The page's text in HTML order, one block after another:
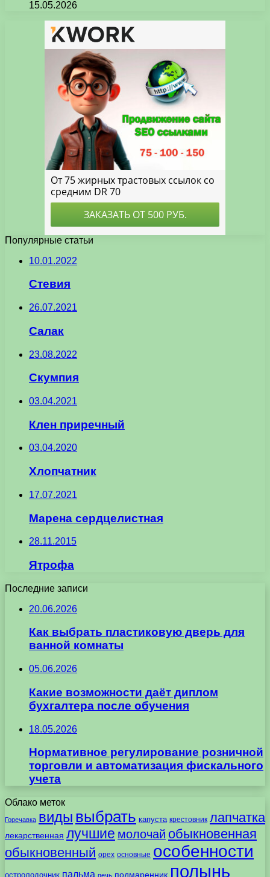
15.05.2026
Популярные статьи
10.01.2022
Стевия
26.07.2021
Салак
23.08.2022
Скумпия
03.04.2021
Клен приречный
03.04.2020
Хлопчатник
17.07.2021
Марена сердцелистная
28.11.2015
Ятрофа
Последние записи
20.06.2026
Как выбрать пластиковую дверь для
ванной комнаты
05.06.2026
Какие возможности даёт диплом
бухгалтера после обучения
18.05.2026
Нормативное регулирование розничной
торговли и автоматизация фискального
учета
Облако меток
Горечавка виды выбрать капуста крестовник лапчатка
лекарственная лучшие молочай обыкновенная
обыкновенный орех основные особенности
остролодочник пальма печь подмаренник полынь